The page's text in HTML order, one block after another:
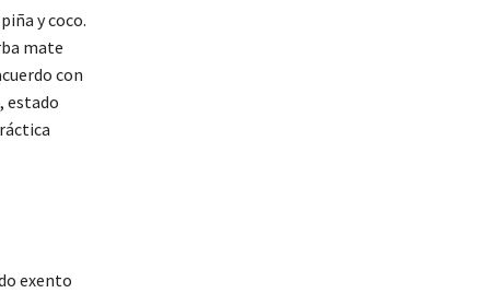
y coco.
mate
con
estado
exento